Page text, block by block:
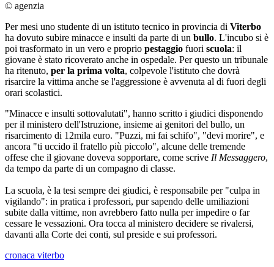
© agenzia
Per mesi uno studente di un istituto tecnico in provincia di Viterbo
ha dovuto subire minacce e insulti da parte di un bullo. L'incubo si è
poi trasformato in un vero e proprio pestaggio fuori scuola: il
giovane è stato ricoverato anche in ospedale. Per questo un tribunale
ha ritenuto, per la prima volta, colpevole l'istituto che dovrà
risarcire la vittima anche se l'aggressione è avvenuta al di fuori degli
orari scolastici.
"Minacce e insulti sottovalutati", hanno scritto i giudici disponendo
per il ministero dell'Istruzione, insieme ai genitori del bullo, un
risarcimento di 12mila euro. "Puzzi, mi fai schifo", "devi morire", e
ancora "ti uccido il fratello più piccolo", alcune delle tremende
offese che il giovane doveva sopportare, come scrive Il Messaggero,
da tempo da parte di un compagno di classe.
La scuola, è la tesi sempre dei giudici, è responsabile per "culpa in
vigilando": in pratica i professori, pur sapendo delle umiliazioni
subite dalla vittime, non avrebbero fatto nulla per impedire o far
cessare le vessazioni. Ora tocca al ministero decidere se rivalersi,
davanti alla Corte dei conti, sul preside e sui professori.
cronaca viterbo